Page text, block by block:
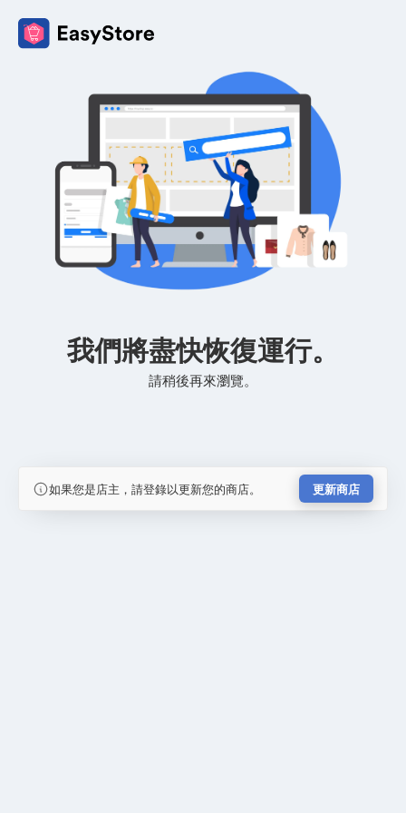
我們將盡快恢復運行。
請稍後再來瀏覽。
如果您是店主，請登錄以更新您的商店。 更新商店